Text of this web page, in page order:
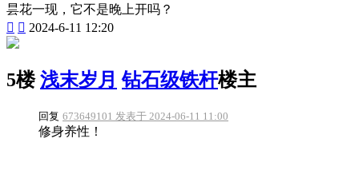
昙花一现，它不是晚上开吗？
  2024-6-11 12:20
5楼 浅末岁月 钻石级铁杆楼主
回复 673649101 发表于 2024-06-11 11:00
修身养性！